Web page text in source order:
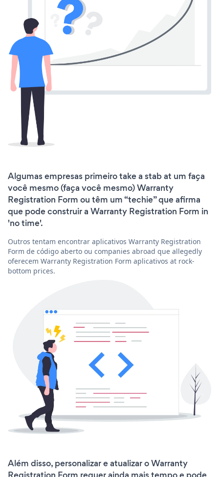
Algumas empresas primeiro take a stab at um faça
você mesmo (faça você mesmo) Warranty
Registration Form ou têm um “techie” que afirma
que pode construir a Warranty Registration Form in
'no time'.
Outros tentam encontrar aplicativos Warranty Registration
Form de código aberto ou companies abroad que allegedly
oferecem Warranty Registration Form aplicativos at rock-
bottom prices.
Além disso, personalizar e atualizar o Warranty